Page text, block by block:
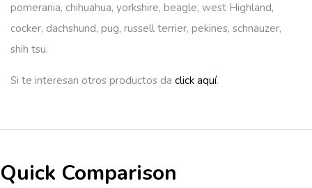
pomerania, chihuahua, yorkshire, beagle, west Highland,
cocker, dachshund, pug, russell terrier, pekines, schnauzer,
shih tsu.
Si te interesan otros productos da click aquí.
Quick Comparison